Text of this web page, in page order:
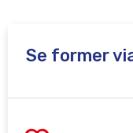
Se former